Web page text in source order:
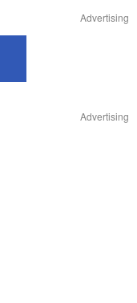
Advertising
Advertising